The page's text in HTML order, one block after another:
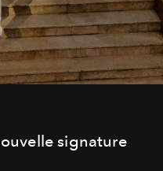
signature